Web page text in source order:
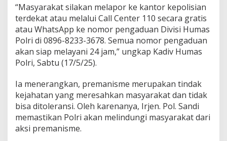
e
n
t
e
r
1
1
0
a
n
W
A
A
“Masyarakat silakan melapor ke kantor kepolisian
terdekat atau melalui Call Center 110 secara gratis
atau WhatsApp ke nomor pengaduan Divisi Humas
Polri di 0896-8233-3678. Semua nomor pengaduan
akan siap melayani 24 jam,” ungkap Kadiv Humas
Polri, Sabtu (17/5/25).
Ia menerangkan, premanisme merupakan tindak
kejahatan yang meresahkan masyarakat dan tidak
bisa ditoleransi. Oleh karenanya, Irjen. Pol. Sandi
memastikan Polri akan melindungi masyarakat dari
aksi premanisme.